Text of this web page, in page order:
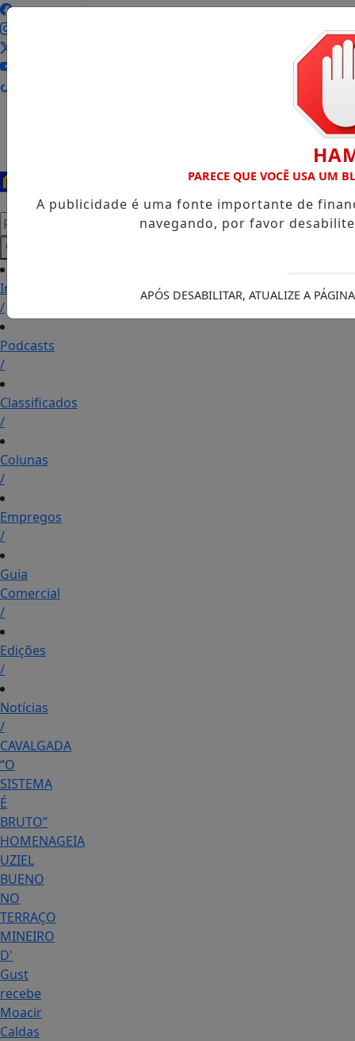
Pesquisar Notícia
Início
/
Podcasts
/
Classificados
/
Colunas
/
Empregos
/
Guia
Comercial
/
Edições
/
Notícias
/
CAVALGADA
“O
SISTEMA
É
BRUTO”
HOMENAGEIA
UZIEL
BUENO
NO
TERRAÇO
MINEIRO
D'
Gust
recebe
Moacir
Caldas
PARECE QUE VOCÊ USA UM
A publicidade é uma fonte importante de
navegando, por favor
APÓS DESABILITAR, ATUALIZE A